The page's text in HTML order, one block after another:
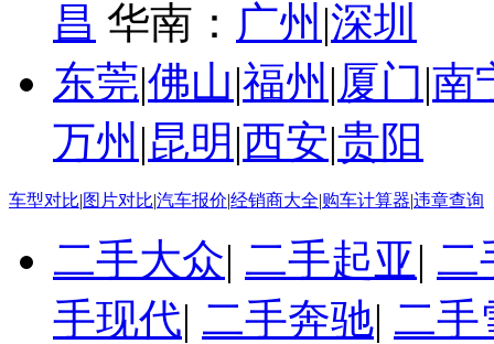
昌 华南： 广州 |深圳
东莞|佛山|福州 |厦门|南
万州 |昆明 |西安|贵阳
车型对比|图片对比|汽车报价|经销商大全|购车计算器|违章查询
二手大众| 二手起亚| 二
手现代| 二手奔驰| 二手